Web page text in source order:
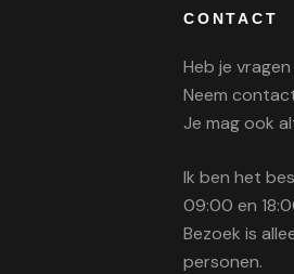
CONTACT
Heb je
Neem
Je mag ook
Ik ben het
09:00 en
Bezoek is
personen.